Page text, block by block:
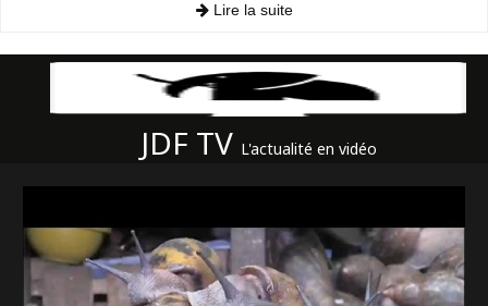
Lire la suite
JDF TV L'actualité en vidéo